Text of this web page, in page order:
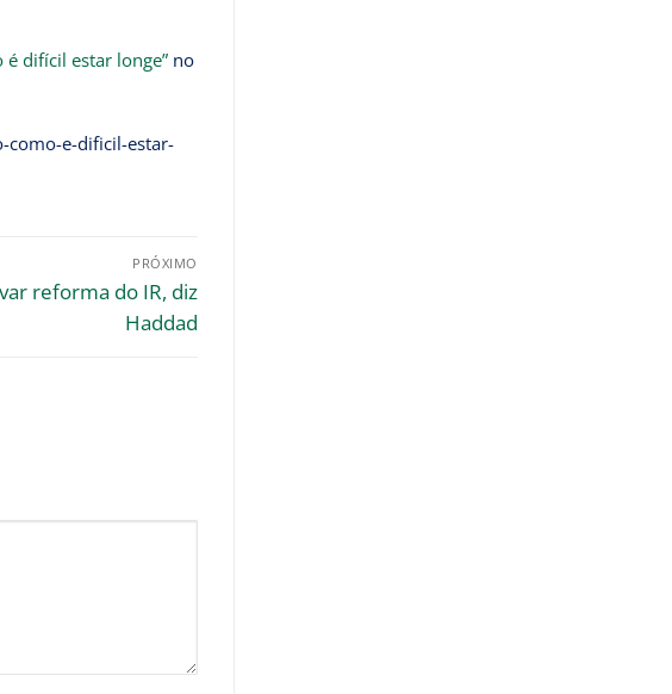
difícil estar longe” no
como-e-dificil-estar-
PRÓXIMO
reforma do IR, diz
Haddad